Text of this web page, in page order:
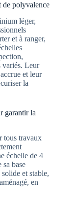
de polyvalence
léger,
et à ranger,
variés. Leur
et leur
la
garantir la
tous travaux
échelle de 4
sa base
et stable,
en